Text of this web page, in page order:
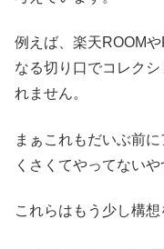
例えば、楽天ROOM
なる切り口でコレク
れません。
まぁこれもだいぶ前
くさくてやってない
これらはもう少し構